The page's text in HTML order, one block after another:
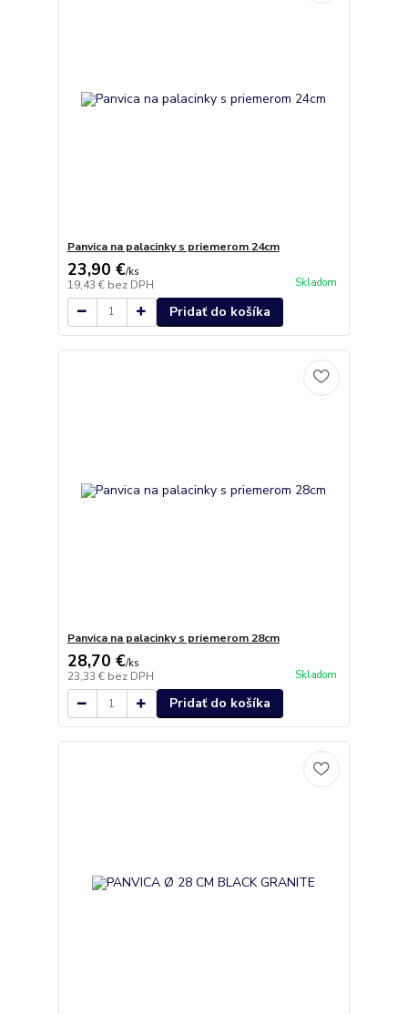
Panvica na palacinky s priemerom 24cm
23,90 €/ks
19,43 € bez DPH Skladom
Pridať do košíka
Panvica na palacinky s priemerom 28cm
28,70 €/ks
23,33 € bez DPH Skladom
Pridať do košíka